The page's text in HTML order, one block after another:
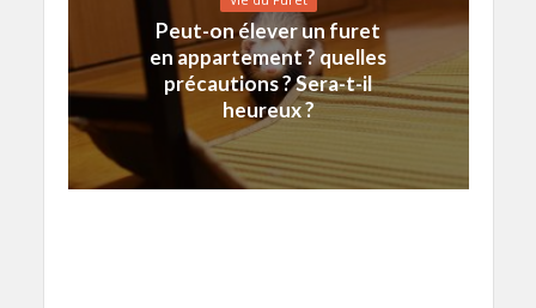
Peut-on élever un furet
en appartement ? quelles
précautions ? Sera-t-il
heureux ?